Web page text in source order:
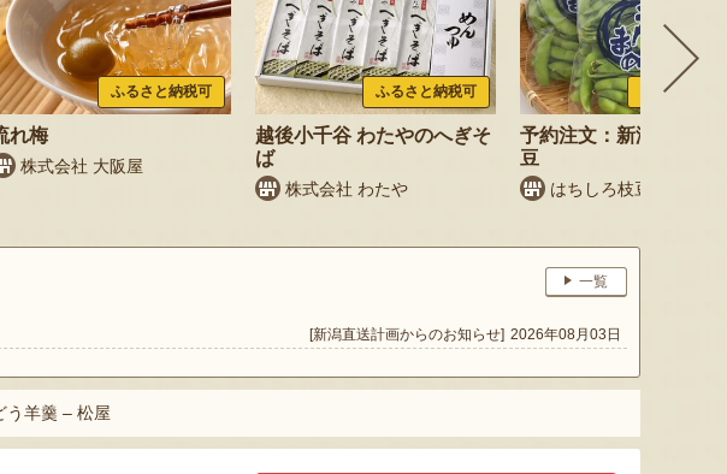
ふるさと納税可
れ梅
株式会社 大阪屋
ふるさと納税可
越後小千谷 わたやのへぎそ
ば
株式会社 わたや
ふるさと納
予約注文：新潟産 枝豆
豆
はちしろ枝豆農園
一覧
[新潟直送計画からのお知らせ] 2026年08月03日
う羊羹 – 松屋